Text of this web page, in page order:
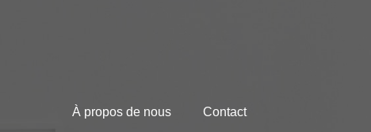
À propos de nous Contact